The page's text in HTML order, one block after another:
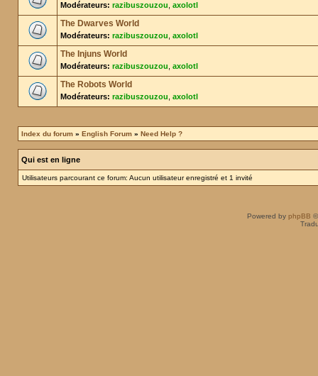
Modérateurs: razibuszouzou axolotl
The Dwarves World
Modérateurs: razibuszouzou axolotl
The Injuns World
Modérateurs: razibuszouzou axolotl
The Robots World
Modérateurs: razibuszouzou axolotl
Index du forum » English Forum » Need Help ?
Qui est en ligne
Utilisateurs parcourant ce forum: Aucun utilisateur enregistré et 1 invité
Powered by phpBB